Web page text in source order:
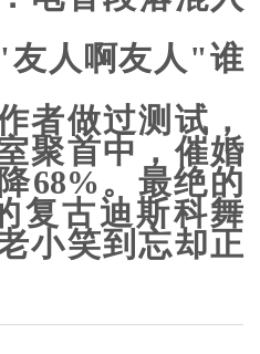
友人啊友人"谁
者做过测试，
聚首中，催婚
68%。最绝的
复古迪斯科舞
小笑到忘却正